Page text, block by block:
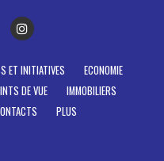
ET INITIATIVES
ECONOMIE
DE VUE
IMMOBILIERS
PLUS